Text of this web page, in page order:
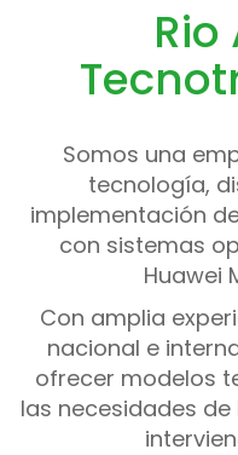
Somos una
tecnología,
implementación
con sistemas
Huawei
Con amplia
nacional e
ofrecer modelos
las necesidades